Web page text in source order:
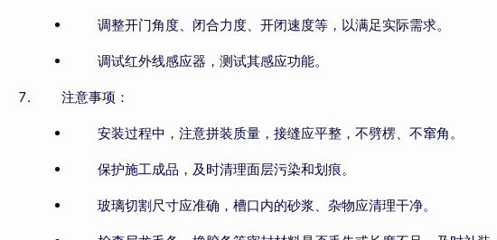
调整开门角度、闭合力度、开闭速度等，以满足实际需求。
调试红外线感应器，测试其感应功能。
注意事项：
安装过程中，注意拼装质量，接缝应平整，不劈楞、不窜角。
保护施工成品，及时清理面层污染和划痕。
玻璃切割尺寸应准确，槽口内的砂浆、杂物应清理干净。